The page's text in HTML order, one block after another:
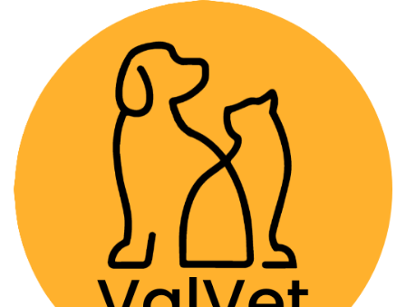
Despacho GRATIS por compras sobre
$89.990(Válido desde Coquimbo hasta Los
Lagos)
Alimentos y Snacks
Alimentos Super premium
Brit Care Hypo Large Breed Lamb 3 Kg